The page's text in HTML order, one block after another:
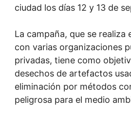
ciudad los días 12 y 13 de
La campaña, que se realiza
con varias organizaciones
privadas, tiene como
desechos de artefactos
eliminación por métodos
peligrosa para el medio